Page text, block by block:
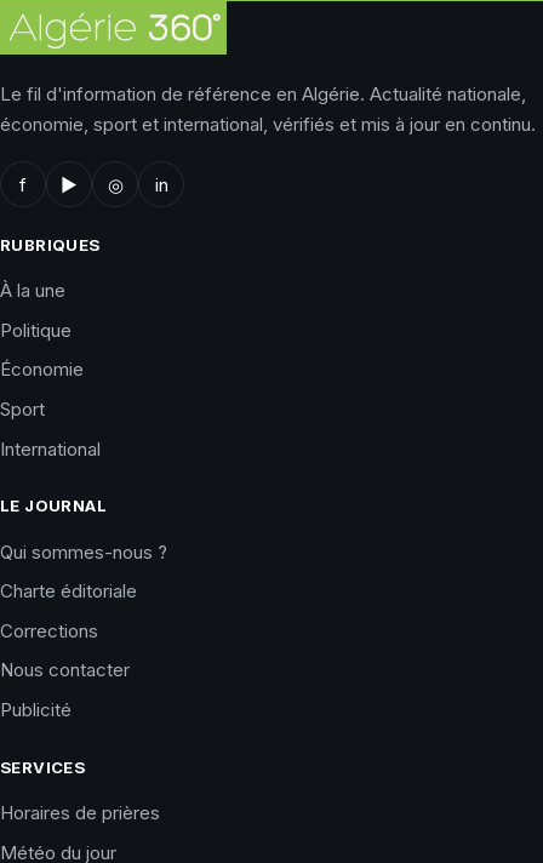
Le fil d'information de référence en Algérie. Actualité nationale,
économie, sport et international, vérifiés et mis à jour en continu.
f ▶ ◎ in
RUBRIQUES
À la une
Politique
Économie
Sport
International
LE JOURNAL
Qui sommes-nous ?
Charte éditoriale
Corrections
Nous contacter
Publicité
SERVICES
Horaires de prières
Météo du jour